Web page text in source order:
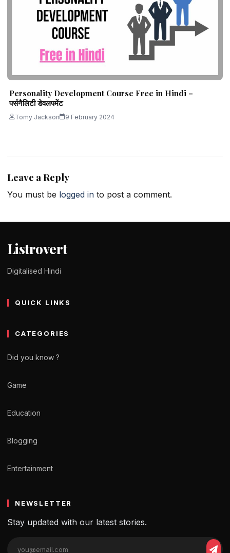
Personality Development Course Free in Hindi –
पर्सनैलिटी डेवलपमेंट
Tomy Jackson 9 February 2024
Leave a Reply
You must be logged in to post a comment.
Listrovert
Digitalised Hindi
QUICK LINKS
CATEGORIES
Did you know ?
Game
Education
Blogging
Entertainment
NEWSLETTER
Stay updated with our latest stories.